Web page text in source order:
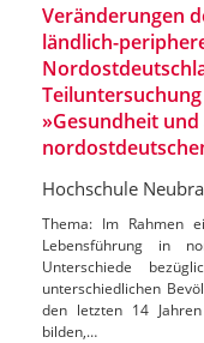
Veränderungen
ländlich-
»Gesundheit
Hochschule
Thema: Im Rahmen
Lebensführung in
Unterschiede
unterschiedlichen
den letzten 14
bilden,…